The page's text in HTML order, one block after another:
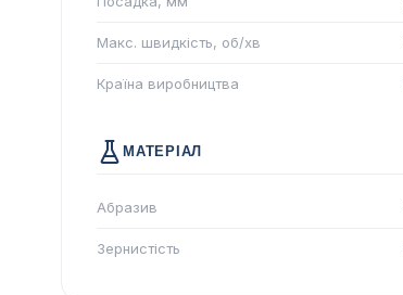
Макс. швидкість, об/хв
Країна виробництва
МАТЕРІАЛ
Абразив
Зернистість